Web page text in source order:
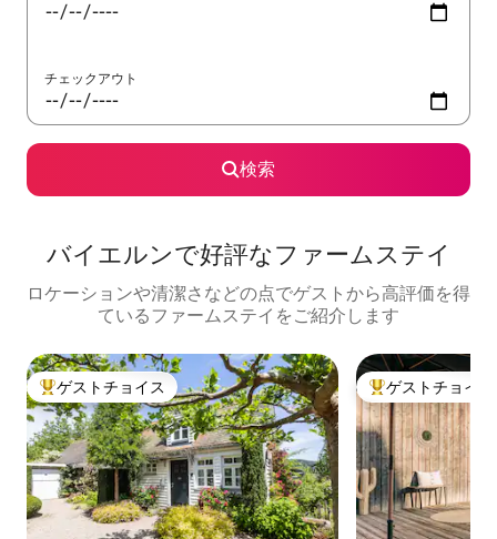
チェックアウト
検索
バイエルンで好評なファームステイ
ロケーションや清潔さなどの点でゲストから高評価を得
ているファームステイをご紹介します
大好評のゲストチョイスです。
ゲストチョイス 大好評のゲスト
ゲストチョイス